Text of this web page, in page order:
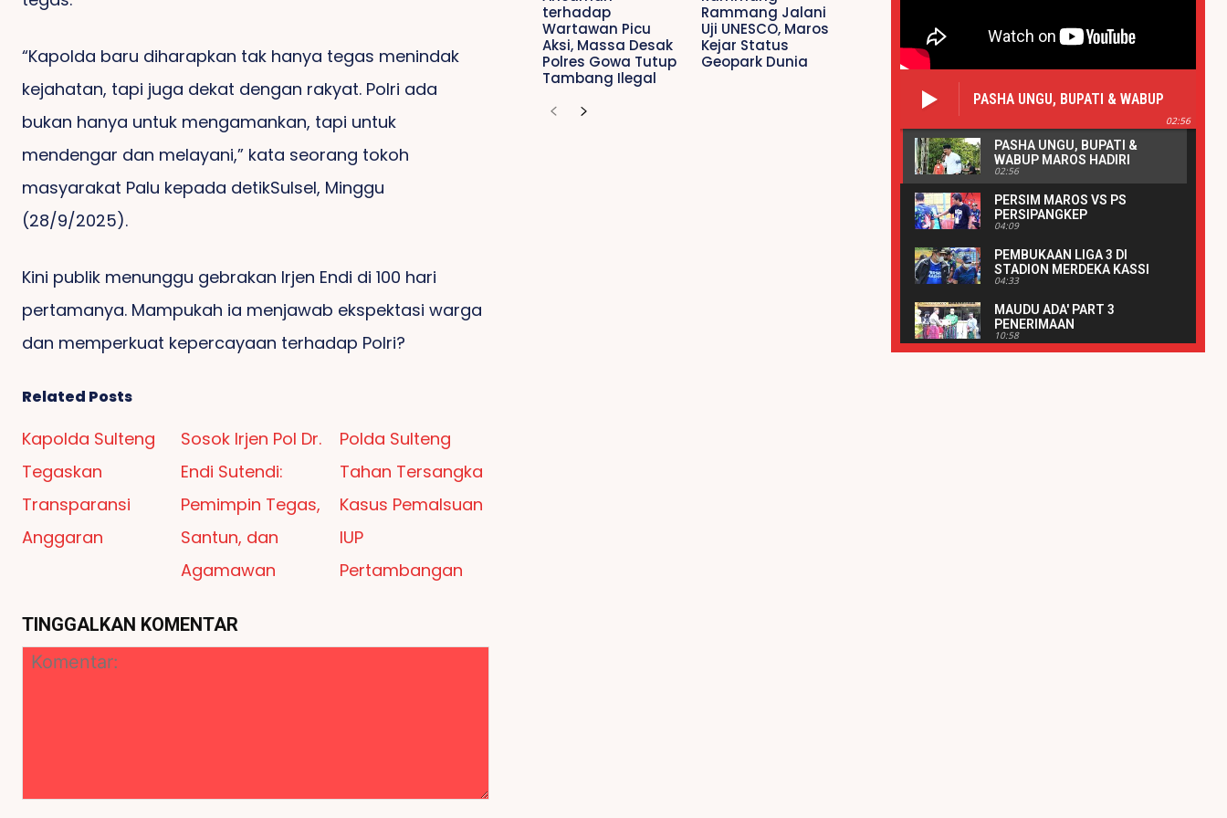
“Kapolda baru diharapkan tak hanya tegas menindak
kejahatan, tapi juga dekat dengan rakyat. Polri ada
bukan hanya untuk mengamankan, tapi untuk
mendengar dan melayani,” kata seorang tokoh
masyarakat Palu kepada detikSulsel, Minggu
(28/9/2025).
Kini publik menunggu gebrakan Irjen Endi di 100 hari
pertamanya. Mampukah ia menjawab ekspektasi warga
dan memperkuat kepercayaan terhadap Polri?
Related Posts
Kapolda Sulteng
Tegaskan
Transparansi
Anggaran
Sosok Irjen Pol Dr.
Endi Sutendi:
Pemimpin Tegas,
Santun, dan
Agamawan
Polda Sulteng
Tahan Tersangka
Kasus Pemalsuan
IUP
Pertambangan
TINGGALKAN KOMENTAR
terhadap
Wartawan Picu
Aksi, Massa Desak
Polres Gowa Tutup
Tambang Ilegal
Rammang Jalani
Uji UNESCO, Maros
Kejar Status
Geopark Dunia
PASHA UNGU, BUPATI & WABUP
MAROS HADIRI PERESMIAN ALUN-
ALUN BANK SULSELBAR MAROS |
REAKSIPRESS.COM
02:56
PASHA UNGU, BUPATI &
WABUP MAROS HADIRI
PERESMIAN ALUN-ALUN
REAKSIPRESS.COM
02:56
PERSIM MAROS VS PS
PERSIPANGKEP
04:09
PEMBUKAAN LIGA 3 DI
STADION MERDEKA KASSI
KEBO
04:33
MAUDU ADA' PART 3
PENERIMAAN
PENGHARGAAN|
REAKSIPRESS.COM
10:58